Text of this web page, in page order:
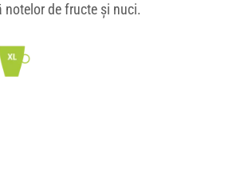
de fructe și nuci.